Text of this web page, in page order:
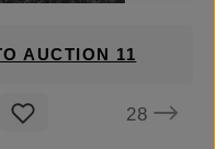
AUCTION 11
28